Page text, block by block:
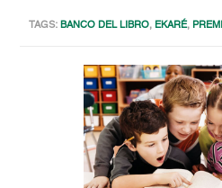
TAGS:BANCO DEL LIBRO, EKARÉ,